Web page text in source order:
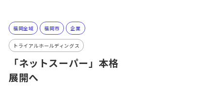
福岡全域 福岡市 企業
トライアルホールディングス
「ネットスーパー」本格
展開へ